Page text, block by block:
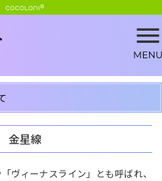
金星線
ヴィーナスライン」とも呼ばれ、